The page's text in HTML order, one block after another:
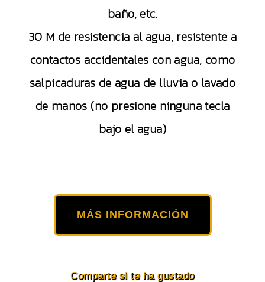
baño, etc.
30 M de resistencia al agua, resistente a
contactos accidentales con agua, como
salpicaduras de agua de lluvia o lavado
de manos (no presione ninguna tecla
bajo el agua)
MÁS INFORMACIÓN
Comparte si te ha gustado